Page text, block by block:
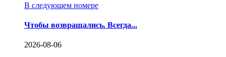
В следующем номере
Чтобы возвращались. Всегда...
2026-08-06